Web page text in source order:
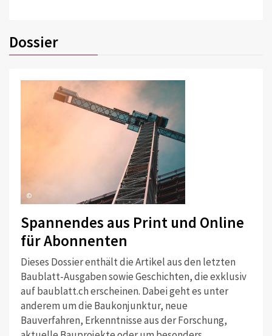
Dossier
©
Spannendes aus Print und Online
für Abonnenten
Dieses Dossier enthält die Artikel aus den letzten
Baublatt-Ausgaben sowie Geschichten, die exklusiv
auf baublatt.ch erscheinen. Dabei geht es unter
anderem um die Baukonjunktur, neue
Bauverfahren, Erkenntnisse aus der Forschung,